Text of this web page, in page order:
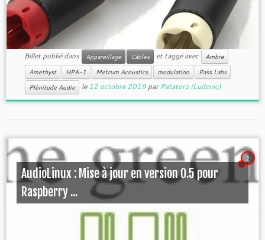
Billet publié dans Appareillage Câbles et taggé avec
Ambre
Amethyst
HPA-1 Metrum Acoustics modulation
Pass Labs
Plénitude Audio
le12 octobre 2019 parPatatorz (Ludovic)
2
AudioLinux : Mise à jour en version 0.5 pour
Raspberry ...